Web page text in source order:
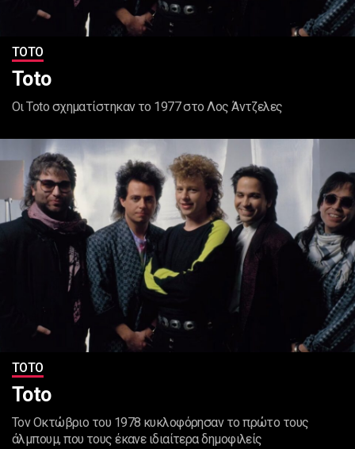
ΤΟΤΟ
Toto
Οι Toto σχηματίστηκαν το 1977 στο Λος Άντζελες
ΤΟΤΟ
Toto
Τον Οκτώβριο του 1978 κυκλοφόρησαν το πρώτο τους
άλμπουμ, που τους έκανε ιδιαίτερα δημοφιλείς